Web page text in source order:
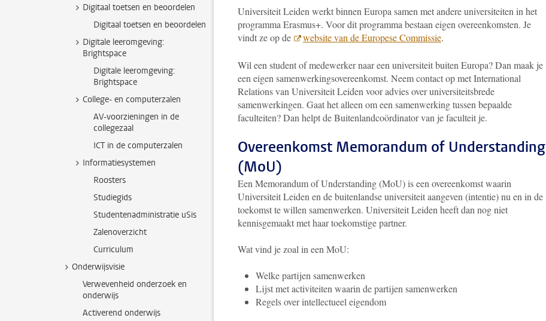
Digitaal toetsen en beoordelen
Digitaal toetsen en beoordelen
Digitale leeromgeving:
Brightspace
Digitale leeromgeving:
Brightspace
College- en computerzalen
AV-voorzieningen in de
collegezaal
ICT in de computerzalen
Informatiesystemen
Roosters
Studiegids
Studentenadministratie uSis
Zalenoverzicht
Curriculum
Onderwijsvisie
Verwevenheid onderzoek en
onderwijs
Activerend onderwijs
Universiteit Leiden werkt binnen Europa samen met andere universiteiten in het
programma Erasmus+. Voor dit programma bestaan eigen overeenkomsten. Je
vindt ze op de
website van de Europese Commissie.
Wil een student of medewerker naar een universiteit buiten Europa? Dan maak je
een eigen samenwerkingsovereenkomst. Neem contact op met International
Relations van Universiteit Leiden voor advies over universiteitsbrede
samenwerkingen. Gaat het alleen om een samenwerking tussen bepaalde
faculteiten? Dan helpt de Buitenlandcoördinator van je faculteit je.
Overeenkomst Memorandum of Understanding
(MoU)
Een Memorandum of Understanding (MoU) is een overeenkomst waarin
Universiteit Leiden en de buitenlandse universiteit aangeven (intentie) nu en in de
toekomst te willen samenwerken. Universiteit Leiden heeft dan nog niet
kennisgemaakt met haar toekomstige partner.
Wat vind je zoal in een MoU:
Welke partijen samenwerken
Lijst met activiteiten waarin de partijen samenwerken
Regels over intellectueel eigendom